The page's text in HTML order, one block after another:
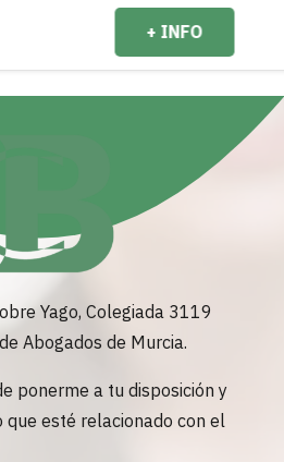
Yago, Colegiada 3119
Abogados de Murcia.
ponerme a tu disposición y
esté relacionado con el